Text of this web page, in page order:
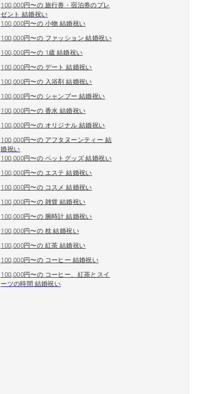
100,000円〜の 旅行券・宿泊券のプレ
ゼント 結婚祝い
100,000円〜の 小物 結婚祝い
100,000円〜の ファッション 結婚祝い
100,000円〜の 1歳 結婚祝い
100,000円〜の デート 結婚祝い
100,000円〜の 入浴剤 結婚祝い
100,000円〜の シャンプー 結婚祝い
100,000円〜の 香水 結婚祝い
100,000円〜の オリジナル 結婚祝い
100,000円〜の アフタヌーンティー 結
婚祝い
100,000円〜の ペットグッズ 結婚祝い
100,000円〜の エステ 結婚祝い
100,000円〜の コスメ 結婚祝い
100,000円〜の 雑貨 結婚祝い
100,000円〜の 腕時計 結婚祝い
100,000円〜の 枕 結婚祝い
100,000円〜の 紅茶 結婚祝い
100,000円〜の コーヒー 結婚祝い
100,000円〜の コーヒー、紅茶とスイ
ーツの時間 結婚祝い